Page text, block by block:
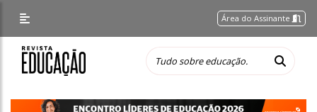
Área do Assinante